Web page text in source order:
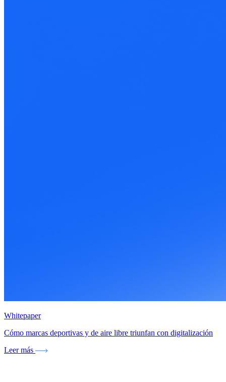
Whitepaper
Cómo marcas deportivas y de aire libre triunfan con digitalización
Leer más